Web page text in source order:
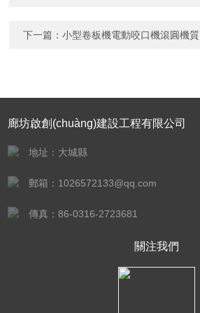
下一篇：小型卷板機電動咬口機滾圓機
廊坊啟創(chuàng)建設工程有限公司
地址：大城縣
郵箱：1026572133@qq.com
傳真：86-0316-2723681
關注我們